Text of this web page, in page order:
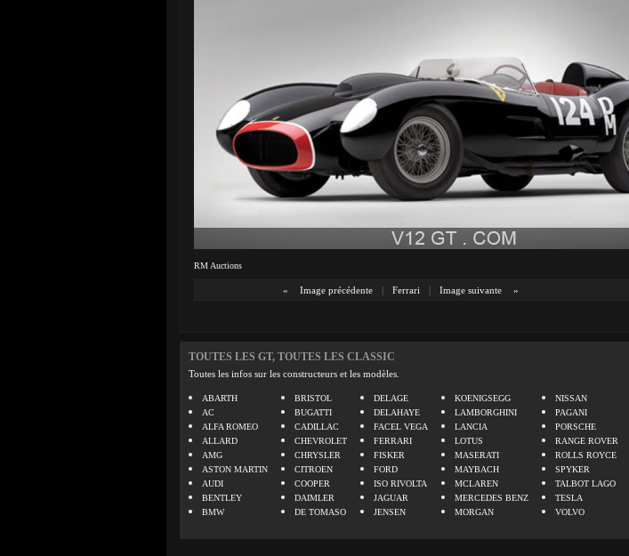
RM Auctions
« Image précédente | Ferrari | Image suivante »
TOUTES LES GT, TOUTES LES CLASSIC
Toutes les infos sur les constructeurs et les modèles.
ABARTH
AC
ALFA ROMEO
ALLARD
AMG
ASTON MARTIN
AUDI
BENTLEY
BMW
BRISTOL
BUGATTI
CADILLAC
CHEVROLET
CHRYSLER
CITROEN
COOPER
DAIMLER
DE TOMASO
DELAGE
DELAHAYE
FACEL VEGA
FERRARI
FISKER
FORD
ISO RIVOLTA
JAGUAR
JENSEN
KOENIGSEGG
LAMBORGHINI
LANCIA
LOTUS
MASERATI
MAYBACH
MCLAREN
MERCEDES BENZ
MORGAN
NISSAN
PAGANI
PORSCHE
RANGE ROVER
ROLLS ROYCE
SPYKER
TALBOT LAGO
TESLA
VOLVO